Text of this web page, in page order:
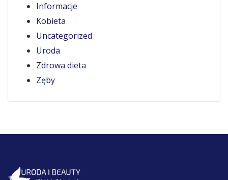
Informacje
Kobieta
Uncategorized
Uroda
Zdrowa dieta
Zęby